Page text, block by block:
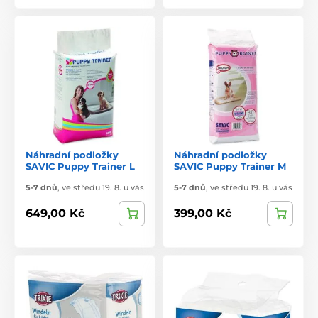
Náhradní podložky
SAVIC Puppy Trainer L
5-7 dnů, ve středu 19. 8. u vás
649,00 Kč
Náhradní podložky
SAVIC Puppy Trainer M
5-7 dnů, ve středu 19. 8. u vás
399,00 Kč